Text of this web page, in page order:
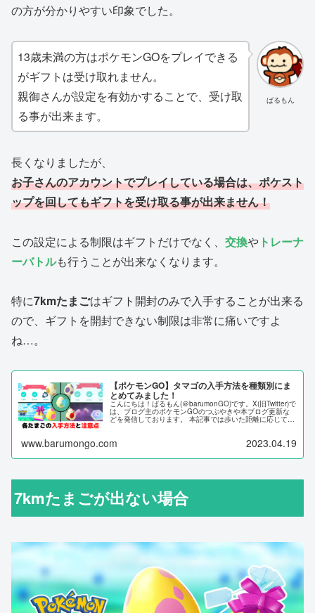
の方が分かりやすい印象でした。
ばるもん
13歳未満の方はポケモンGOをプレイできる
がギフトは受け取れません。
親御さんが設定を有効かすることで、受け取
る事が出来ます。
長くなりましたが、
お子さんのアカウントでプレイしている場合は、ポケスト
ップを回してもギフトを受け取る事が出来ません！
この設定による制限はギフトだけでなく、 交換や トレーナ
ーバトルも行うことが出来なくなります。
特に7kmたまごはギフト開封のみで入手することが出来る
ので、ギフトを開封できない制限は非常に痛いですよ
ね…。
【ポケモンGO】タマゴの入手方法を種類別にま
とめてみました！
こんにちは！ばるもん(＠barumonGO)です。X(旧Twitter)で
は、ブログ主のポケモンGOのつぶやきや本ブログ更新な
どを発信しております。 本記事では歩いた距離に応じてポ
ケモンが孵化するタマゴについて、種類別に入手する方法
www.barumongo.com 2023.04.19
7kmたまごが出ない場合